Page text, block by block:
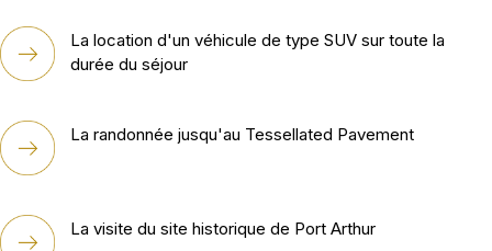
La location d'un véhicule de type SUV sur toute la
durée du séjour
La randonnée jusqu'au Tessellated Pavement
La visite du site historique de Port Arthur